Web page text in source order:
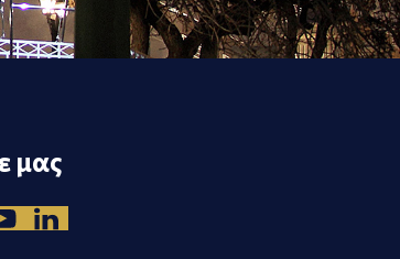
μας